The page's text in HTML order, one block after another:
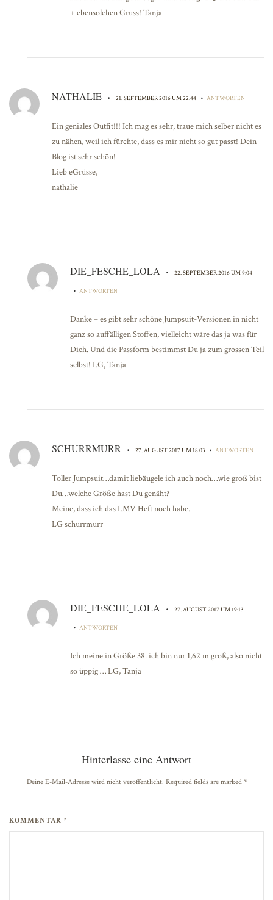
+ ebensolchen Gruss! Tanja
NATHALIE • 21. SEPTEMBER 2016 UM 22:44 • ANTWORTEN
Ein geniales Outfit!!! Ich mag es sehr, traue mich selber nicht es
zu nähen, weil ich fürchte, dass es mir nicht so gut passt! Dein
Blog ist sehr schön!
Lieb eGrüsse,
nathalie
DIE_FESCHE_LOLA • 22. SEPTEMBER 2016 UM 9:04
• ANTWORTEN
Danke – es gibt sehr schöne Jumpsuit-Versionen in nicht
ganz so auffälligen Stoffen, vielleicht wäre das ja was für
Dich. Und die Passform bestimmst Du ja zum grossen Teil
selbst! LG, Tanja
SCHURRMURR • 27. AUGUST 2017 UM 18:03 • ANTWORTEN
Toller Jumpsuit…damit liebäugele ich auch noch…wie groß bist
Du…welche Größe hast Du genäht?
Meine, dass ich das LMV Heft noch habe.
LG schurrmurr
DIE_FESCHE_LOLA • 27. AUGUST 2017 UM 19:13
• ANTWORTEN
Ich meine in Größe 38. ich bin nur 1,62 m groß, also nicht
so üppig … LG, Tanja
Hinterlasse eine Antwort
Deine E-Mail-Adresse wird nicht veröffentlicht. Required fields are marked *
KOMMENTAR *